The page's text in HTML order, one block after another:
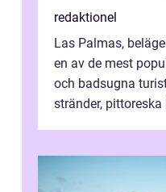
redaktionel
Las Palmas,
en av de mest
och badsugna
stränder,